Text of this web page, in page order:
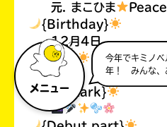
メニュー
今年でキミノ
年！ みんな、
元. まこひま
Peace
{Birthday}
12月4日
{Age}
11歳
{My mark}